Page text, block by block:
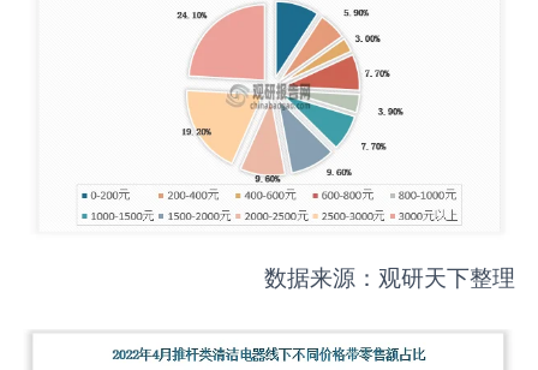
数据来源：观研天下整理